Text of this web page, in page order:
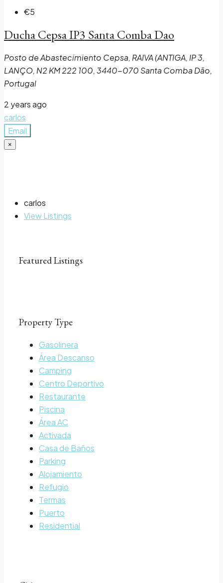
€5
Ducha Cepsa IP3 Santa Comba Dao
Posto de Abastecimiento Cepsa, RAIVA (ANTIGA, IP 3,
LANÇO, N2 KM 222 100, 3440-070 Santa Comba Dão,
Portugal
2 years ago
carlos
Email
×
carlos
View Listings
Featured Listings
Property Type
Gasolinera
Área Descanso
Camping
Centro Deportivo
Restaurante
Piscina
Área AC
Activada
Casa de Baños
Parking
Alojamiento
Refugio
Termas
Puerto
Residential